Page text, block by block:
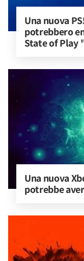
Una nuova
potrebbero
State of Play
Una nuova
potrebbe